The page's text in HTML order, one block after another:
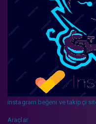
instagram beğeni ve takipçi
Araçlar